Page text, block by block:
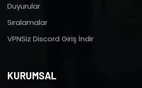
Duyurular
Sıralamalar
VPNSiz Discord Giriş İndir
KURUMSAL